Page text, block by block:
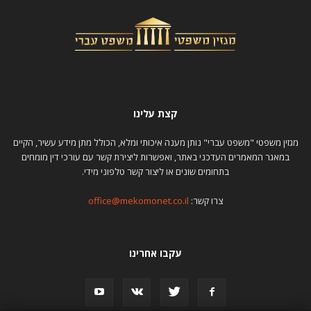
קצת עלינו
מגזין משפטי "משפט עברי" נותן מענה איכותי ומלא, הכולל מתן מידע עשיר, הקיים
במאגר המאמרים העדכני באתר, ואפשרות ליצירת קשר עם עורכי דין מומחים
בתחומים שונים או ליצור קשר טלפוני מידי.
צרו קשר: office@mekomonet.co.il
עקבו אחרינו